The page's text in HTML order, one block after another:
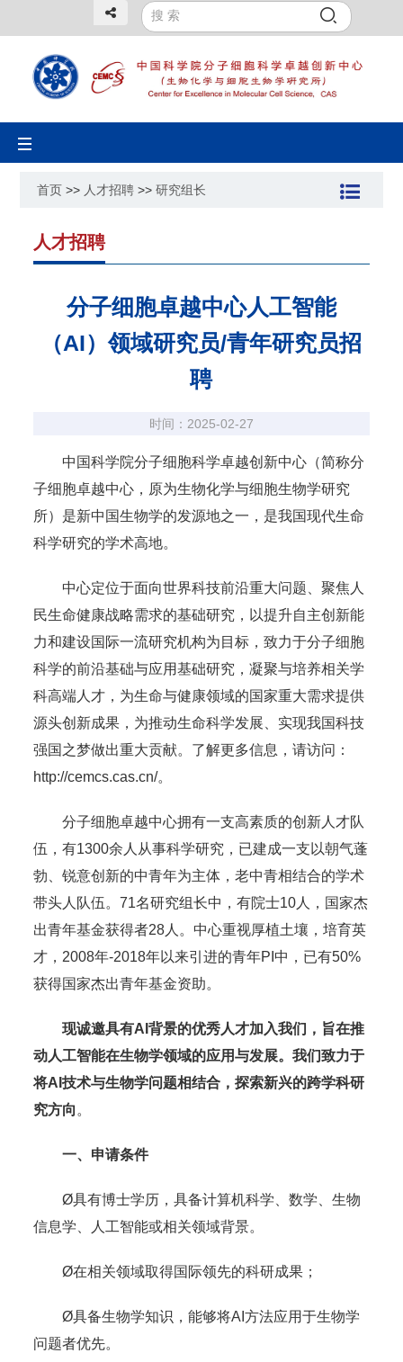
Toggle
navigation
首页 >> 人才招聘 >>研究组长
人才招聘
分子细胞卓越中心人工智能
（AI）领域研究员/青年研究员招
聘
时间：2025-02-27
中国科学院分子细胞科学卓越创新中心（简称分
子细胞卓越中心，原为生物化学与细胞生物学研究
所）是新中国生物学的发源地之一，是我国现代生命
科学研究的学术高地。
中心定位于面向世界科技前沿重大问题、聚焦人
民生命健康战略需求的基础研究，以提升自主创新能
力和建设国际一流研究机构为目标，致力于分子细胞
科学的前沿基础与应用基础研究，凝聚与培养相关学
科高端人才，为生命与健康领域的国家重大需求提供
源头创新成果，为推动生命科学发展、实现我国科技
强国之梦做出重大贡献。了解更多信息，请访问：
http://cemcs.cas.cn/。
分子细胞卓越中心拥有一支高素质的创新人才队
伍，有1300余人从事科学研究，已建成一支以朝气蓬
勃、锐意创新的中青年为主体，老中青相结合的学术
带头人队伍。71名研究组长中，有院士10人，国家杰
出青年基金获得者28人。中心重视厚植土壤，培育英
才，2008年-2018年以来引进的青年PI中，已有50%
获得国家杰出青年基金资助。
现诚邀具有AI背景的优秀人才加入我们，旨在推
动人工智能在生物学领域的应用与发展。我们致力于
将AI技术与生物学问题相结合，探索新兴的跨学科研
究方向 。
一、申请条件
Ø具有博士学历，具备计算机科学、数学、生物
信息学、人工智能或相关领域背景。
Ø在相关领域取得国际领先的科研成果；
Ø具备生物学知识，能够将AI方法应用于生物学
问题者优先。